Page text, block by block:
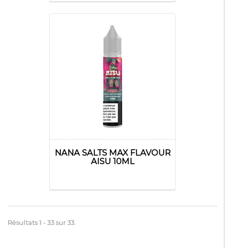
NANA SALTS MAX FLAVOUR
AISU 10ML
Résultats 1 - 33 sur 33.